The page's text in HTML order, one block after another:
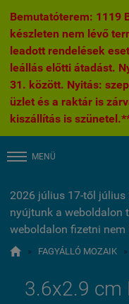
Bemutatóterem: 1119
készleten nem lévő
leadott rendelések
leállás előtti átadást.
31. között. Nyitás:
üzlet és a raktár is
kiszállítás is
MENÜ
2026 július 17-től július
nyújtunk a weboldalon
weboldalon fizetni nem
 » FAGYÁLLÓ MOZAIK »
3.6x2.9 cm